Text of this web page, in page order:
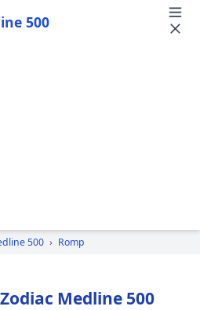
500
500 › Romp
Medline 500